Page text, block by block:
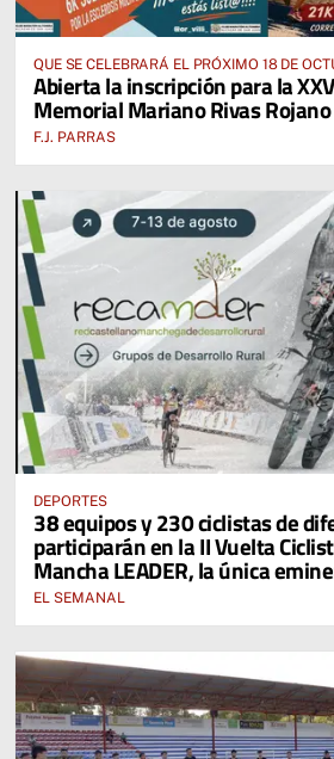
QUE SE CELEBRARÁ EL PRÓXIMO 18 DE
DESDE EL PABELLÓN VICENTE PANIAGUA
Abierta la inscripción para la
Memorial Mariano Rivas
F.J. PARRAS
DEPORTES
38 equipos y 230 ciclistas de
participarán en la II Vuelta
Mancha LEADER, la única
EL SEMANAL